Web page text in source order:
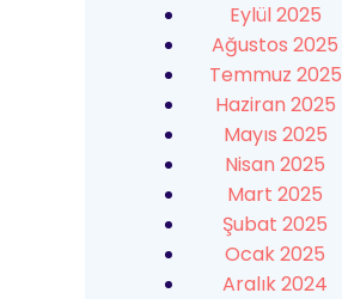
Eylül 2025
Ağustos 2025
Temmuz 2025
Haziran 2025
Mayıs 2025
Nisan 2025
Mart 2025
Şubat 2025
Ocak 2025
Aralık 2024